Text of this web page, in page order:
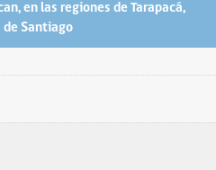
en las regiones de Tarapacá,
Santiago